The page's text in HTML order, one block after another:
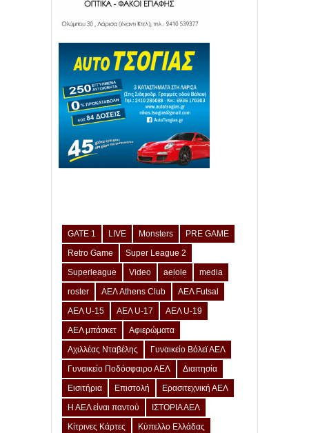
GATE 1 LIVE Monsters
PRE GAME
Retro Game
Super League 2
Superleague
Video aelole
media
roster
ΑΕΛ Athens Club
ΑΕΛ Futsal
ΑΕΛ U-15
ΑΕΛ U-17
ΑΕΛ U-19
ΑΕΛ μπάσκετ
Αφιερώματα
Αχιλλέας Νταβέλης
Γυναικείο Βόλεϊ ΑΕΛ
Γυναικείο Ποδόσφαιρο ΑΕΛ
Διαιτησία
Εισιτήρια
Επιστολή
Ερασιτεχνική ΑΕΛ
Η ΑΕΛ είναι παντού
ΙΣΤΟΡΙΑ ΑΕΛ
Κίτρινες Κάρτες
Κύπελλο Ελλάδας